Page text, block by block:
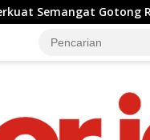
Sukseskan